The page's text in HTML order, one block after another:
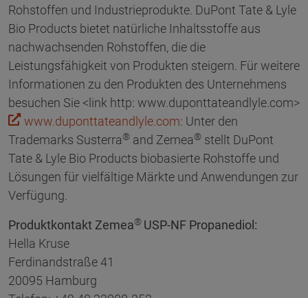
Rohstoffen und Industrieprodukte. DuPont Tate & Lyle
Bio Products bietet natürliche Inhaltsstoffe aus
nachwachsenden Rohstoffen, die die
Leistungsfähigkeit von Produkten steigern. Für weitere
Informationen zu den Produkten des Unternehmens
besuchen Sie <link http: www.duponttateandlyle.com>
www.duponttateandlyle.com: Unter den
Trademarks Susterra® and Zemea® stellt DuPont
Tate & Lyle Bio Products biobasierte Rohstoffe und
Lösungen für vielfältige Märkte und Anwendungen zur
Verfügung.
Produktkontakt Zemea® USP-NF Propanediol:
Hella Kruse
Ferdinandstraße 41
20095 Hamburg